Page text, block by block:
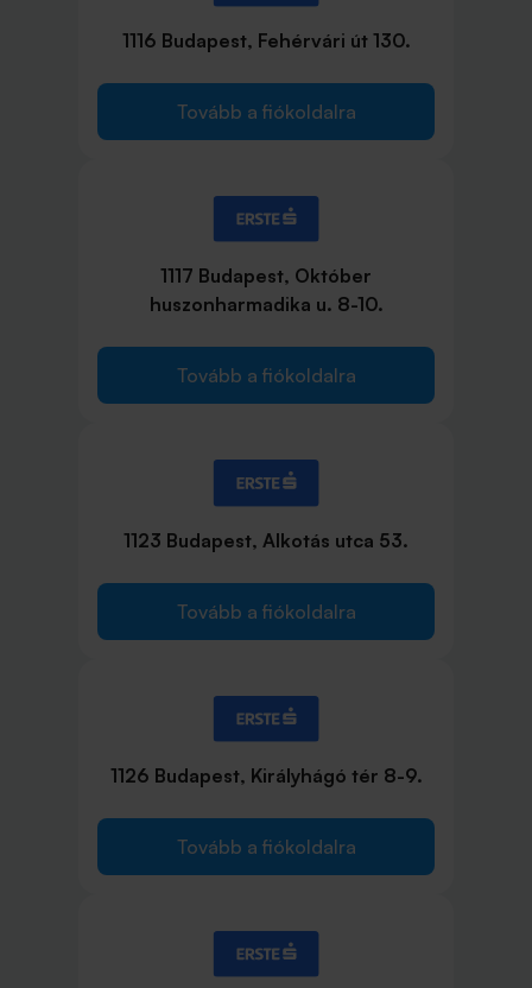
1116 Budapest, Fehérvári út 130.
Tovább a fiókoldalra
1117 Budapest, Október
huszonharmadika u. 8-10.
Tovább a fiókoldalra
1123 Budapest, Alkotás utca 53.
Tovább a fiókoldalra
1126 Budapest, Királyhágó tér 8-9.
Tovább a fiókoldalra